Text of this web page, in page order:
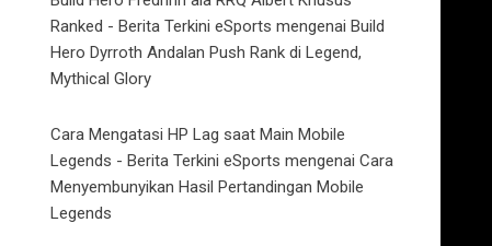
Ranked - Berita Terkini eSports mengenaiBuild
Hero Dyrroth Andalan Push Rank di Legend,
Mythical Glory
Cara Mengatasi HP Lag saat Main Mobile
Legends - Berita Terkini eSports mengenaiCara
Menyembunyikan Hasil Pertandingan Mobile
Legends